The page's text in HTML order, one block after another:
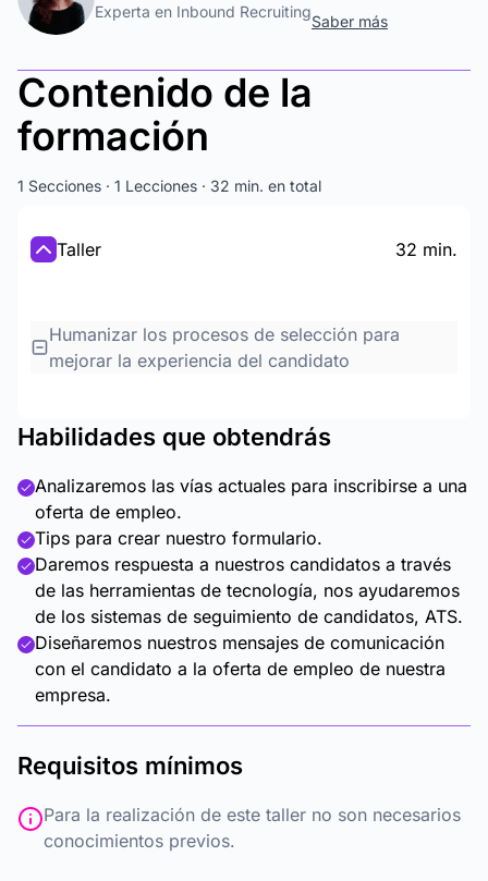
Experta en Inbound Recruiting
Saber más
Contenido de la
formación
1 Secciones · 1 Lecciones · 32 min. en total
Taller 32 min.
Humanizar los procesos de selección para
mejorar la experiencia del candidato
Habilidades que obtendrás
Analizaremos las vías actuales para inscribirse a una
oferta de empleo.
Tips para crear nuestro formulario.
Daremos respuesta a nuestros candidatos a través
de las herramientas de tecnología, nos ayudaremos
de los sistemas de seguimiento de candidatos, ATS.
Diseñaremos nuestros mensajes de comunicación
con el candidato a la oferta de empleo de nuestra
empresa.
Requisitos mínimos
Para la realización de este taller no son necesarios
conocimientos previos.